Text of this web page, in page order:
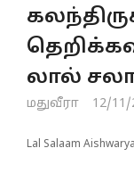
a
v
a
லால்
மதுவீரா 12/11/
Lal Salaam